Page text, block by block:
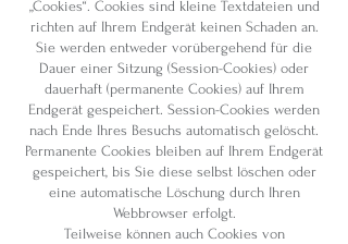
„Cookies“. Cookies sind kleine Textdateien und
richten auf Ihrem Endgerät keinen Schaden an.
Sie werden entweder vorübergehend für die
Dauer einer Sitzung (Session-Cookies) oder
dauerhaft (permanente Cookies) auf Ihrem
Endgerät gespeichert. Session-Cookies werden
nach Ende Ihres Besuchs automatisch gelöscht.
Permanente Cookies bleiben auf Ihrem Endgerät
gespeichert, bis Sie diese selbst löschen oder
eine automatische Löschung durch Ihren
Webbrowser erfolgt.
Teilweise können auch Cookies von